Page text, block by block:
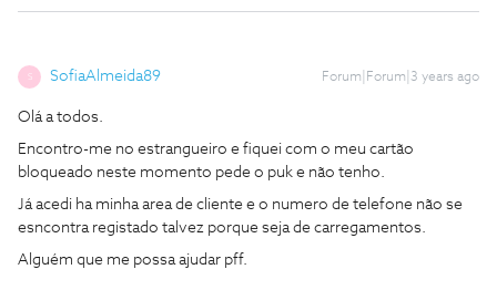
S SofiaAlmeida89 Forum|Forum|3 years ago
Olá a todos.
Encontro-me no estrangueiro e fiquei com o meu cartão
bloqueado neste momento pede o puk e não tenho.
Já acedi ha minha area de cliente e o numero de telefone não se
esncontra registado talvez porque seja de carregamentos.
Alguém que me possa ajudar pff.